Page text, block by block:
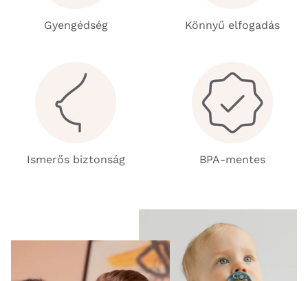
Gyengédség Könnyű elfogadás
Ismerős biztonság BPA-mentes